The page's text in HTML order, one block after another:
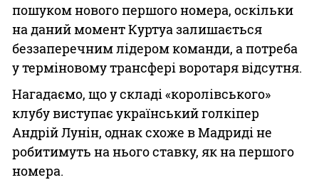
пошуком нового першого номера, оскільки
на даний момент Куртуа залишається
беззаперечним лідером команди, а потреба
у терміновому трансфері воротаря відсутня.
Нагадаємо, що у складі «королівського»
клубу виступає український голкіпер
Андрій Лунін, однак схоже в Мадриді не
робитимуть на нього ставку, як на першого
номера.